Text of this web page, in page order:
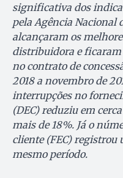
significativa dos
pela Agência Nacional
alcançaram os
distribuidora e ficaram
no contrato de
2018 a novembro de
interrupções no
(DEC) reduziu em
mais de 18%. Já o
cliente (FEC) registrou
mesmo período.